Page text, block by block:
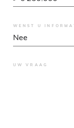
WENST U
UW VRAAG